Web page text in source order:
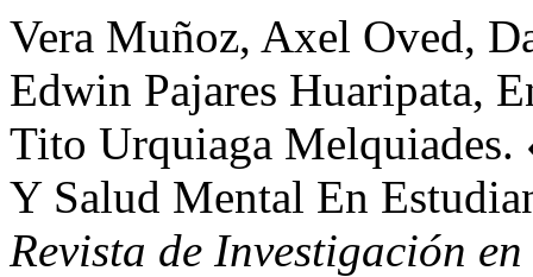
Vera Muñoz, Axel Oved,
Edwin Pajares Huaripata,
Tito Urquiaga Melquiades.
Y Salud Mental En
Revista de Investigación